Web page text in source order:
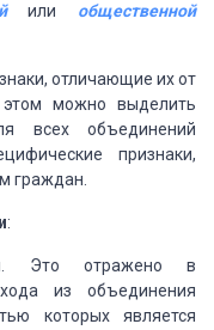
или общественной
отличающие их от
этом можно выделить
всех объединений
признаки,
граждан.
:
Это отражено в
из объединения
которых является